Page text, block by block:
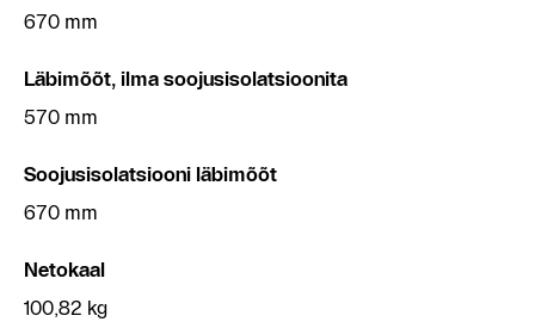
670 mm
Läbimõõt, ilma soojusisolatsioonita
570 mm
Soojusisolatsiooni läbimõõt
670 mm
Netokaal
100,82 kg